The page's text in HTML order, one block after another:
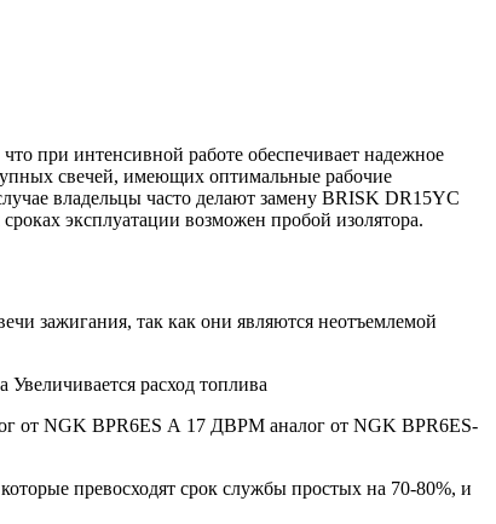
при интенсивной работе обеспечивает надежное
свечей, имеющих оптимальные рабочие
владельцы часто делают замену BRISK DR15YC
эксплуатации возможен пробой изолятора.
зажигания, так как они являются неотъемлемой
расход топлива
от NGK BPR6ES А 17 ДВРМ аналог от NGK BPR6ES-
превосходят срок службы простых на 70-80%, и